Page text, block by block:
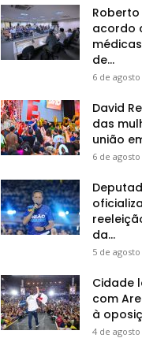
acordo
de...
6 de
David
das
união
6 de
da...
5 de
Cidade
com
à
4 de